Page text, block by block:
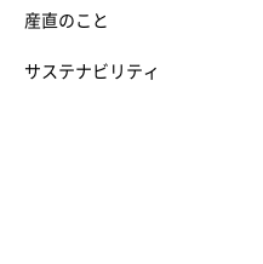
産直のこと
サステナビリティ